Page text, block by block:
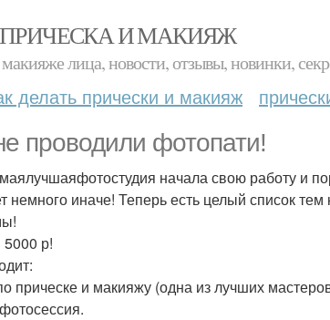
ПРИЧЕСКА И МАКИЯЖ
лица, новости, отзывы, новинки,
делать прически и макияж
проводили фотопати!
начала свою работу и
немного иначе! Теперь есть целый список
5000 р!
прическе и макияжу (одна из лучших